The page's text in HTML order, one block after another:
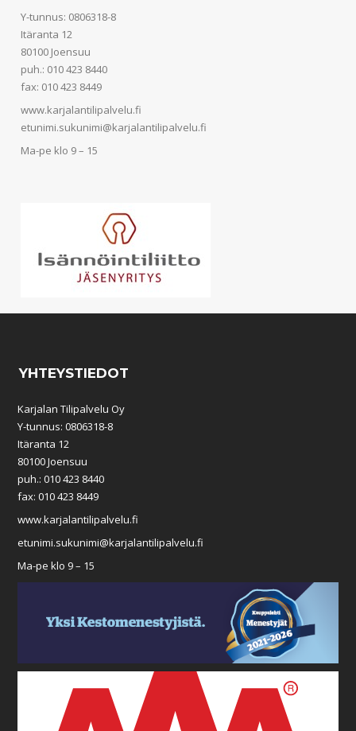
Y-tunnus: 0806318-8
Itäranta 12
80100 Joensuu
puh.: 010 423 8440
fax: 010 423 8449
www.karjalantilipalvelu.fi
etunimi.sukunimi@karjalantilipalvelu.fi
Ma-pe klo 9 – 15
YHTEYSTIEDOT
Karjalan Tilipalvelu Oy
Y-tunnus: 0806318-8
Itäranta 12
80100 Joensuu
puh.: 010 423 8440
fax: 010 423 8449
www.karjalantilipalvelu.fi
etunimi.sukunimi@karjalantilipalvelu.fi
Ma-pe klo 9 – 15